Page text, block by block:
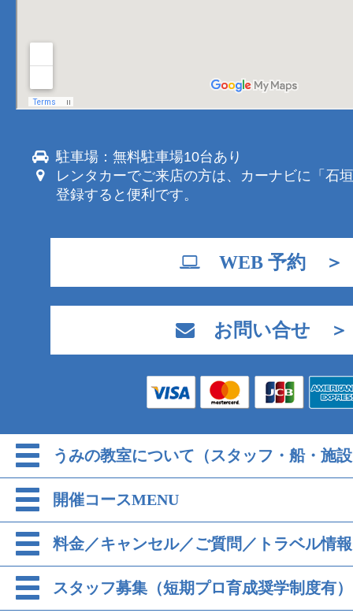
駐車場：無料駐車場10台あり
レンタカーでご来店の方は、カーナビに「石
登録すると便利です。
WEB 予約 ＞
お問い合せ ＞
うみの教室について（スタッフ・船・施
開催コースMENU
料金／キャンセル／ご質問／トラベル情報
スタッフ募集（短期プロ育成奨学制度有）